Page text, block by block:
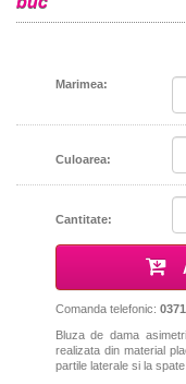
Marimea:
Culoarea:
Cantitate:
Comanda telefonic:
Bluza de dama
realizata din material
partile laterale si la spate.